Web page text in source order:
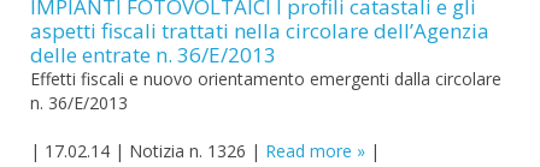
IMPIANTI FOTOVOLTAICI I profili catastali e gli
aspetti fiscali trattati nella circolare dell’Agenzia
delle entrate n. 36/E/2013
Effetti fiscali e nuovo orientamento emergenti dalla circolare
n. 36/E/2013
| 17.02.14 | Notizia n. 1326 | Read more |